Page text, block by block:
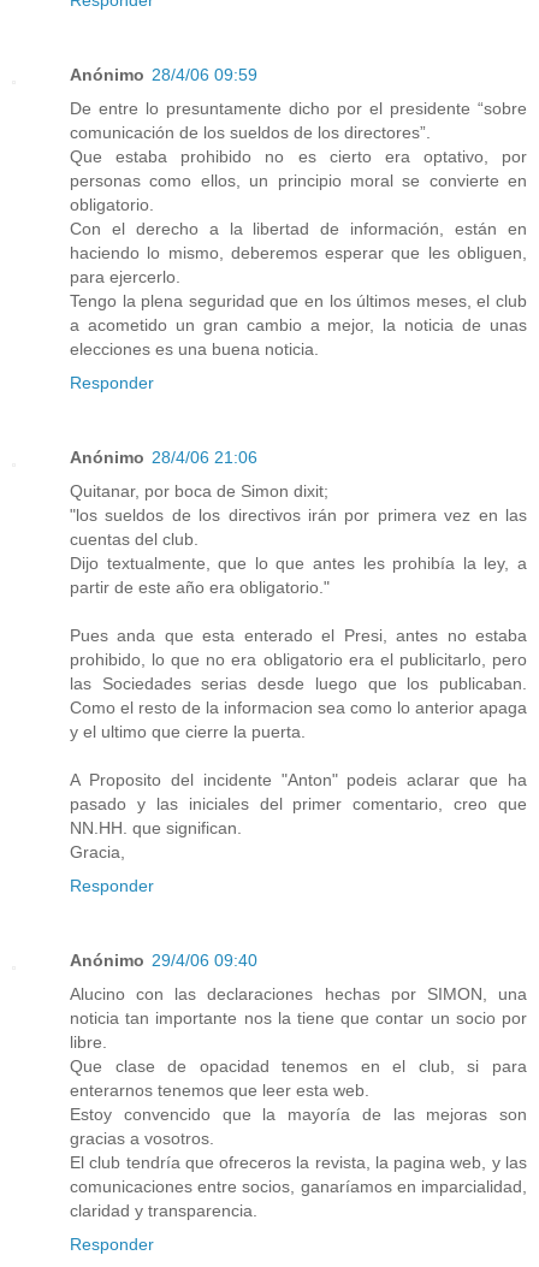
Anónimo 28/4/06 09:59
De entre lo presuntamente dicho por el presidente “sobre
comunicación de los sueldos de los directores”.
Que estaba prohibido no es cierto era optativo, por
personas como ellos, un principio moral se convierte en
obligatorio.
Con el derecho a la libertad de información, están en
haciendo lo mismo, deberemos esperar que les obliguen,
para ejercerlo.
Tengo la plena seguridad que en los últimos meses, el club
a acometido un gran cambio a mejor, la noticia de unas
elecciones es una buena noticia.
Responder
Anónimo 28/4/06 21:06
Quitanar, por boca de Simon dixit;
"los sueldos de los directivos irán por primera vez en las
cuentas del club.
Dijo textualmente, que lo que antes les prohibía la ley, a
partir de este año era obligatorio."
Pues anda que esta enterado el Presi, antes no estaba
prohibido, lo que no era obligatorio era el publicitarlo, pero
las Sociedades serias desde luego que los publicaban.
Como el resto de la informacion sea como lo anterior apaga
y el ultimo que cierre la puerta.
A Proposito del incidente "Anton" podeis aclarar que ha
pasado y las iniciales del primer comentario, creo que
NN.HH. que significan.
Gracia,
Responder
Anónimo 29/4/06 09:40
Alucino con las declaraciones hechas por SIMON, una
noticia tan importante nos la tiene que contar un socio por
libre.
Que clase de opacidad tenemos en el club, si para
enterarnos tenemos que leer esta web.
Estoy convencido que la mayoría de las mejoras son
gracias a vosotros.
El club tendría que ofreceros la revista, la pagina web, y las
comunicaciones entre socios, ganaríamos en imparcialidad,
claridad y transparencia.
Responder